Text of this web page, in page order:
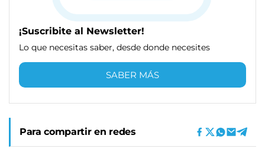
¡Suscribite al Newsletter!
Lo que necesitas saber, desde donde necesites
SABER MÁS
Para compartir en redes